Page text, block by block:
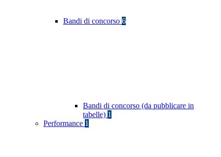
Bandi di concorso 6
Bandi di concorso (da pubblicare in
tabelle) 1
Performance 1